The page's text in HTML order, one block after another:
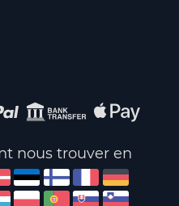
nous trouver en